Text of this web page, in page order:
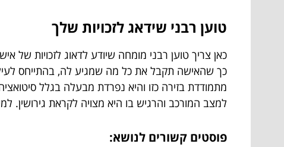
טוען רבני שידאג לזכויות שלך
כאן צריך טוען רבני מומחה שיודע לדאוג לזכויות של
כך שהאישה תקבל את כל מה שמגיע לה, בהתייחס
מתמודדת בזירה כזו והיא נפרדת מבעלה בגלל
למצב המורכב והרגיש בו היא מצויה לקראת גירושין.
פוסטים קשורים לנושא: